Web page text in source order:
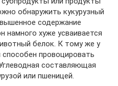
обнаружить кукурузный
содержание
намного хуже усваивается
белок. К тому же у
провоцировать
составляющая
или пшеницей.